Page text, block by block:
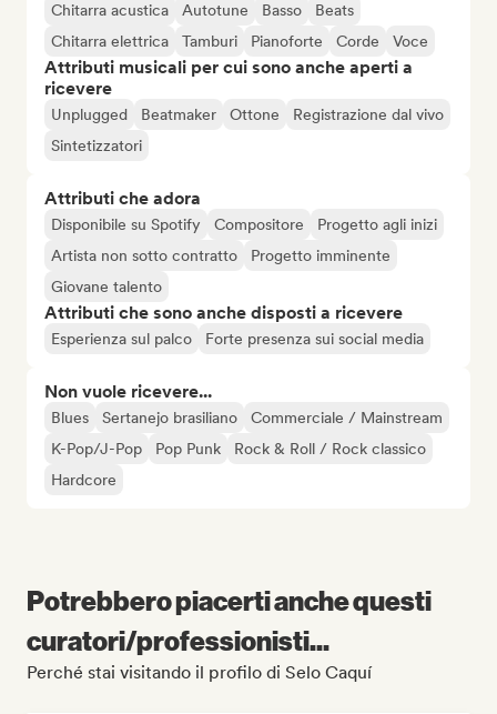
Chitarra acustica Autotune Basso
Beats
Chitarra elettrica
Tamburi Pianoforte Corde Voce
Attributi musicali per cui sono anche aperti a
ricevere
Unplugged Beatmaker Ottone
Registrazione dal vivo
Sintetizzatori
Attributi che adora
Disponibile su Spotify Compositore
Progetto agli inizi
Artista non sotto contratto
Progetto imminente
Giovane talento
Attributi che sono anche disposti a ricevere
Esperienza sul palco Forte presenza sui social media
Non vuole ricevere...
Blues Sertanejo brasiliano
Commerciale / Mainstream
K-Pop/J-Pop
Pop Punk
Rock & Roll / Rock classico
Hardcore
Potrebbero piacerti anche questi
curatori/professionisti...
Perché stai visitando il profilo di Selo Caquí